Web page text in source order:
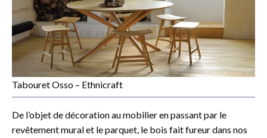
Tabouret Osso – Ethnicraft
De l’objet de décoration au mobilier en passant par le
revêtement mural et le parquet, le bois fait fureur dans nos